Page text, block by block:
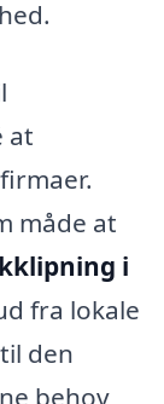
at
måde at
i
fra lokale
den
behov